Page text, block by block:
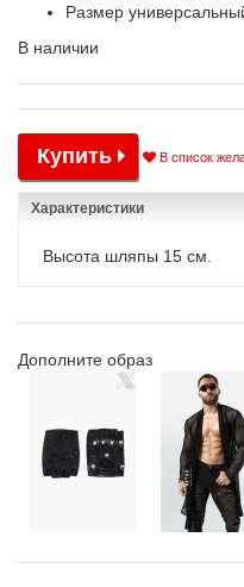
Размер
В наличии
Купить В список
Характеристики
Высота шляпы 15 см.
Дополните образ